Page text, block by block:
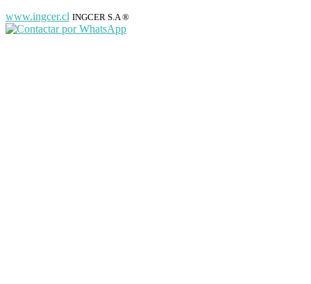
www.ingcer.cl INGCER S.A ®